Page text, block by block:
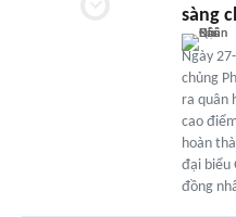
sàng
Ngày
chủng
ra quân
cao
hoàn
đại biểu
đồng